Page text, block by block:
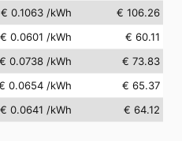
€ 0.1063 /kWh
€ 106.26
€ 0.0601 /kWh
€ 60.11
€ 0.0738 /kWh
€ 73.83
0.0654 /kWh
€ 65.37
€ 0.0641 /kWh € 64.12